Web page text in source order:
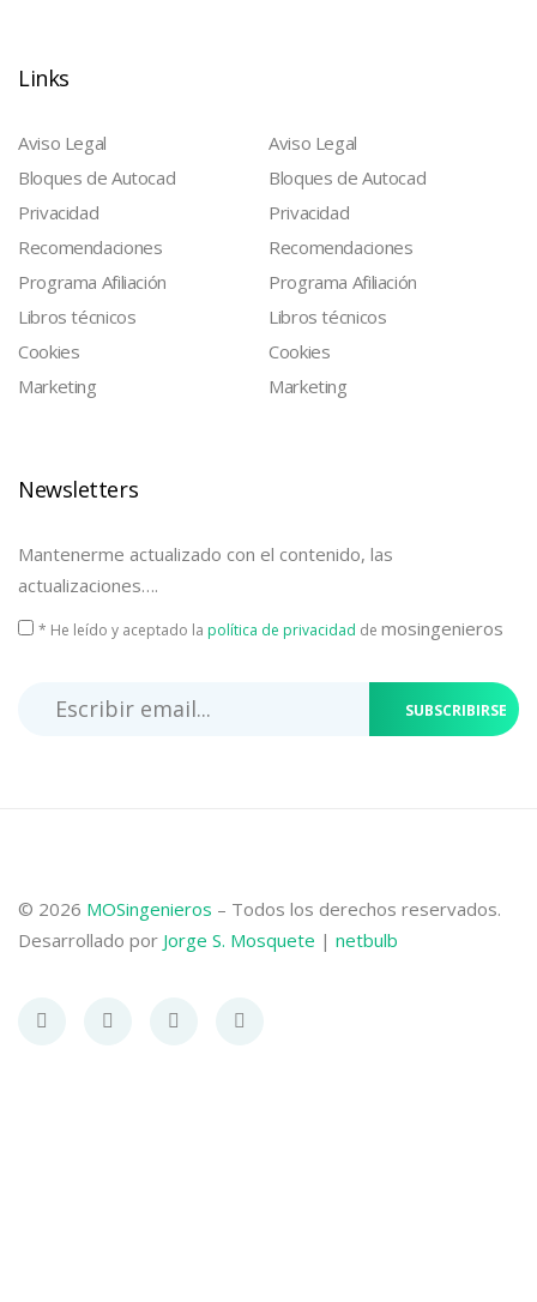
Links
Aviso Legal
Aviso Legal
Bloques de Autocad
Bloques de Autocad
Privacidad
Privacidad
Recomendaciones
Recomendaciones
Programa Afiliación
Programa Afiliación
Libros técnicos
Libros técnicos
Cookies
Cookies
Marketing
Marketing
Newsletters
Mantenerme actualizado con el contenido, las
actualizaciones….
* He leído y aceptado la política de privacidad de mosingenieros
SUBSCRIBIRSE
© 2026 MOSingenieros – Todos los derechos reservados.
Desarrollado por Jorge S. Mosquete | netbulb